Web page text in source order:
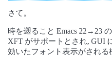
さて。
時を遡ること Emacs 22→23
XFT がサポートとされ, GUI
効いたフォント表示がされ